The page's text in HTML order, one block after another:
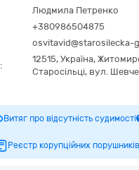
Людмила Петренко
+380986504875
osvitavid@starosilecka-
12515, Україна,
Старосільці, вул.
Витяг про відсутність судимості
Реєстр корупційних порушників